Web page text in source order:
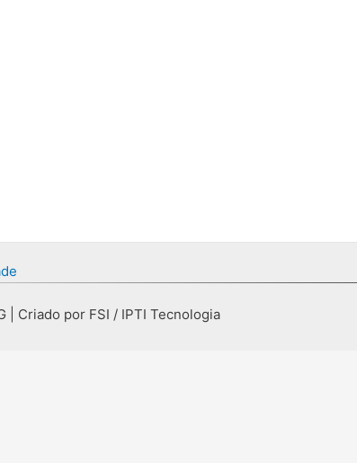
Criado por FSI / IPTI Tecnologia